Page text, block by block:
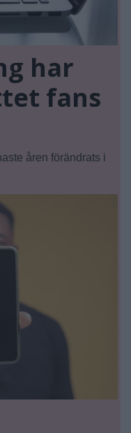
har
fans
åren förändrats i